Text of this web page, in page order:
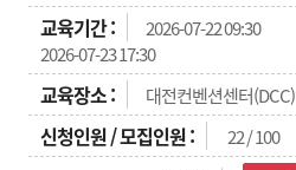
2026-07-22 09:30
2026-07-23 17:30
대전컨벤션센터(DCC)
22 / 100